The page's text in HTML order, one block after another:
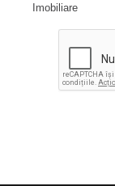
Imobiliare